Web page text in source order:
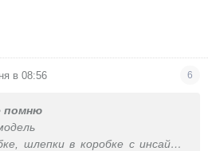
в 08:56 6
помню
шлепки в коробке с инсайта